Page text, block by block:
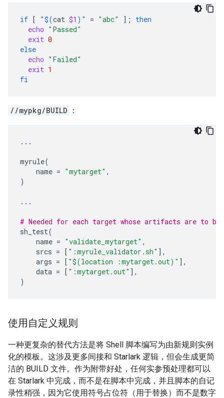
if [ "$(cat $1 ) " = "abc" ] ;
then
echo "Passed"
exit 0
else
echo "Failed"
exit 1
fi
//mypkg/BUILD ：
...
myrule(
name = "mytarget" ,
)
...
# Needed for each target whose artifacts are to be
sh_test(
name = "validate_mytarget" ,
srcs = [ ":myrule_validator.sh" ],
args = [ "$(location :mytarget.out)" ],
data = [ ":mytarget.out" ],
)
使用自定义规则
一种更复杂的替代方法是将 Shell 脚本编写为由新规则实例
化的模板。这涉及更多间接和 Starlark 逻辑，但会生成更简
洁的 BUILD 文件。作为附带好处，任何实参预处理都可以
在 Starlark 中完成，而不是在脚本中完成，并且脚本的自记
录性稍强，因为它使用符号占位符（用于替换）而不是数字